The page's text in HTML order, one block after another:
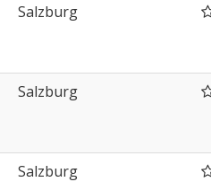
Salzburg
Salzburg
Salzburg